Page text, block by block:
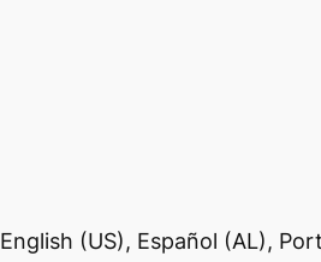
English (US), Español (AL),